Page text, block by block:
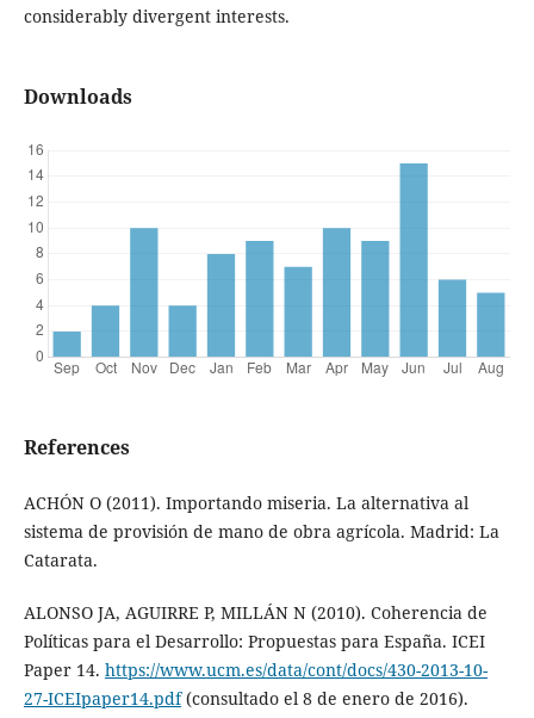
considerably divergent interests.
Downloads
References
ACHÓN O (2011). Importando miseria. La alternativa al
sistema de provisión de mano de obra agrícola. Madrid: La
Catarata.
ALONSO JA, AGUIRRE P, MILLÁN N (2010). Coherencia de
Políticas para el Desarrollo: Propuestas para España. ICEI
Paper 14. https://www.ucm.es/data/cont/docs/430-2013-10-
27-ICEIpaper14.pdf(consultado el 8 de enero de 2016).